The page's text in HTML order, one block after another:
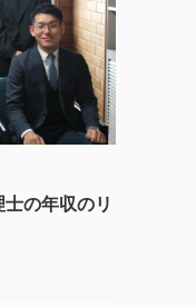
の年収のリ